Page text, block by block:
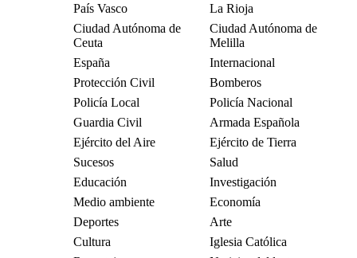
País Vasco
La Rioja
Ciudad Autónoma de
Ceuta
Ciudad Autónoma de
Melilla
España
Internacional
Protección Civil
Bomberos
Policía Local
Policía Nacional
Guardia Civil
Armada Española
Ejército del Aire
Ejército de Tierra
Sucesos
Salud
Educación
Investigación
Medio ambiente
Economía
Deportes
Arte
Cultura
Iglesia Católica